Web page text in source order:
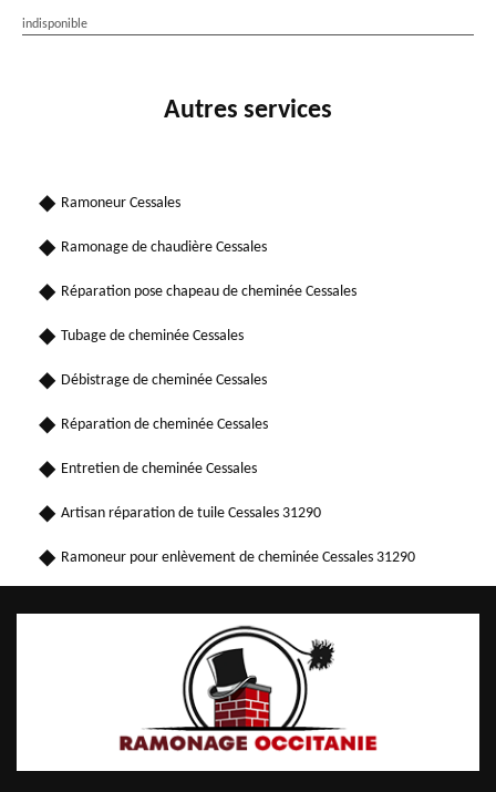
indisponible
Autres services
Ramoneur Cessales
Ramonage de chaudière Cessales
Réparation pose chapeau de cheminée Cessales
Tubage de cheminée Cessales
Débistrage de cheminée Cessales
Réparation de cheminée Cessales
Entretien de cheminée Cessales
Artisan réparation de tuile Cessales 31290
Ramoneur pour enlèvement de cheminée Cessales 31290